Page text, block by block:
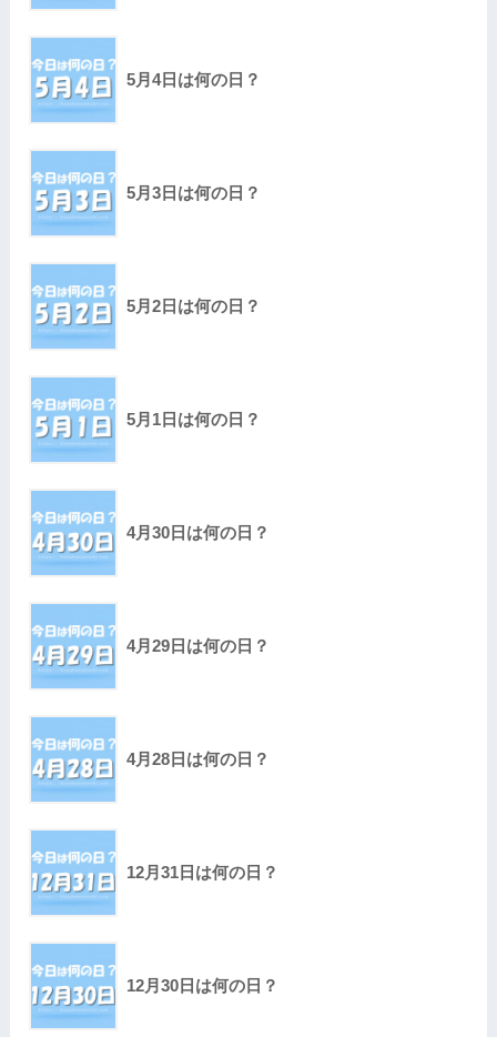
5月4日は何の日？
5月3日は何の日？
5月2日は何の日？
5月1日は何の日？
4月30日は何の日？
4月29日は何の日？
4月28日は何の日？
12月31日は何の日？
12月30日は何の日？